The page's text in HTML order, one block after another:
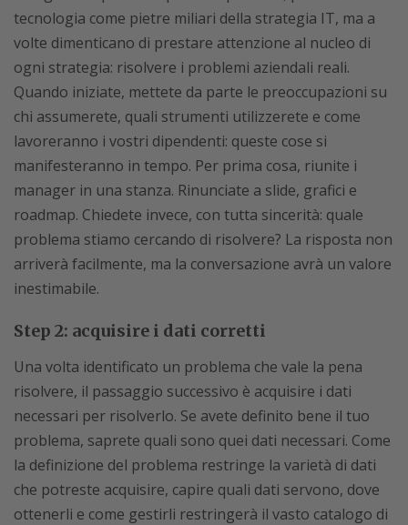
tecnologia come pietre miliari della strategia IT, ma a
volte dimenticano di prestare attenzione al nucleo di
ogni strategia: risolvere i problemi aziendali reali.
Quando iniziate, mettete da parte le preoccupazioni su
chi assumerete, quali strumenti utilizzerete e come
lavoreranno i vostri dipendenti: queste cose si
manifesteranno in tempo. Per prima cosa, riunite i
manager in una stanza. Rinunciate a slide, grafici e
roadmap. Chiedete invece, con tutta sincerità: quale
problema stiamo cercando di risolvere? La risposta non
arriverà facilmente, ma la conversazione avrà un valore
inestimabile.
Step 2: acquisire i dati corretti
Una volta identificato un problema che vale la pena
risolvere, il passaggio successivo è acquisire i dati
necessari per risolverlo. Se avete definito bene il tuo
problema, saprete quali sono quei dati necessari. Come
la definizione del problema restringe la varietà di dati
che potreste acquisire, capire quali dati servono, dove
ottenerli e come gestirli restringerà il vasto catalogo di